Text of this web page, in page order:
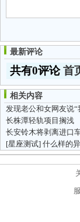
最新评论
共有0评论首
相关内容
发现老公和女网友说“
长株潭轻轨项目搁浅
长安铃木将剥离进口
[星座测试] 什么样的异